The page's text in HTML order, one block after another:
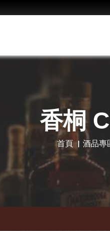
香桐
首頁 酒品專